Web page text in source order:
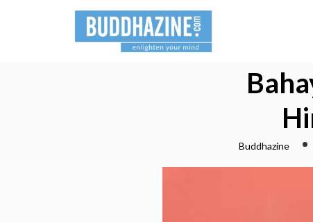
Buddhazine